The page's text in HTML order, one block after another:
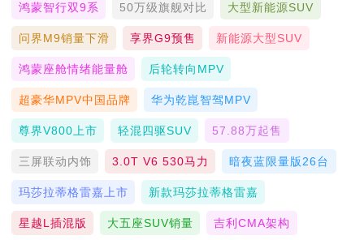
鸿蒙智行双9系 50万级旗舰对比 大型新能源SUV
问界M9销量下滑 享界G9预售 新能源大型SUV
鸿蒙座舱情绪能量舱 后轮转向MPV
超豪华MPV中国品牌 华为乾崑智驾MPV
尊界V800上市 轻混四驱SUV 57.88万起售
三屏联动内饰 3.0T V6 530马力 暗夜蓝限量版26台
玛莎拉蒂格雷嘉上市 新款玛莎拉蒂格雷嘉
星越L插混版 大五座SUV销量 吉利CMA架构